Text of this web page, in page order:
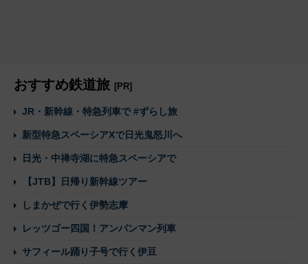
おすすめ鉄道旅 [PR]
JR・新幹線・特急列車で #ずらし旅
新型特急スペーシアXで日光鬼怒川へ
日光・中禅寺湖に特急スペーシアで
【JTB】日帰り新幹線ツアー
しまかぜで行く伊勢志摩
レッツゴー四国！アンパンマン列車
サフィール踊り子号で行く伊豆